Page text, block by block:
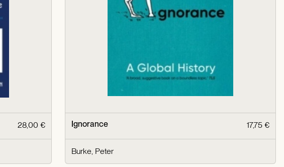
28,00 € Ignorance 17,75 €
Burke, Peter